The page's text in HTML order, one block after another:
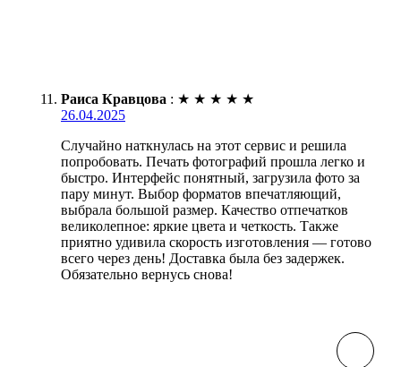
Раиса Кравцова : ★ ★ ★ ★ ★
26.04.2025
Случайно наткнулась на этот сервис и решила
попробовать. Печать фотографий прошла легко и
быстро. Интерфейс понятный, загрузила фото за
пару минут. Выбор форматов впечатляющий,
выбрала большой размер. Качество отпечатков
великолепное: яркие цвета и четкость. Также
приятно удивила скорость изготовления — готово
всего через день! Доставка была без задержек.
Обязательно вернусь снова!